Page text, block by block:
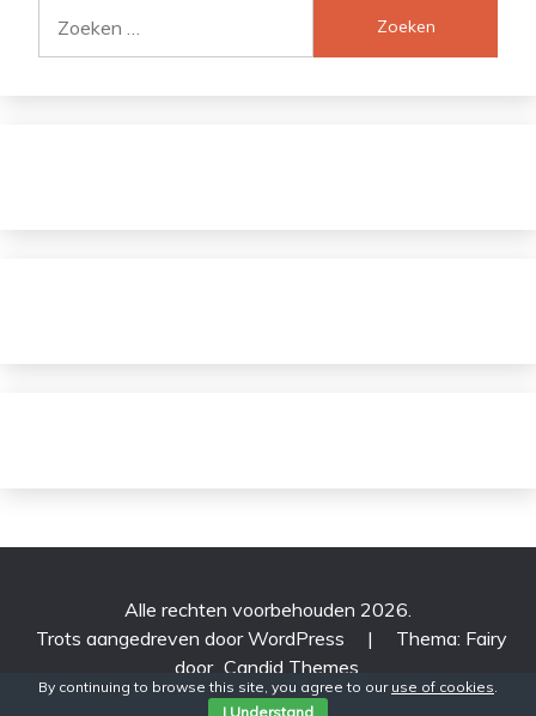
naar:
Alle rechten voorbehouden 2026.
Trots aangedreven door WordPress
|
Thema: Fairy
door Candid Themes
By continuing to browse this site, you agree to our use of cookies.
I Understand